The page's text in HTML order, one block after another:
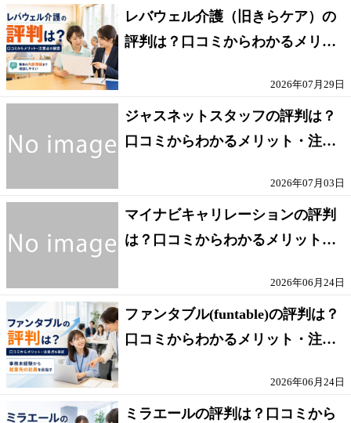
レバウェル介護（旧きらケア）の
評判は？口コミからわかるメリッ
2026年07月29日
ジャスネットスタッフの評判は？
口コミからわかるメリット・注意
2026年07月03日
マイナビキャリレーションの評判
は？口コミからわかるメリット・
2026年06月24日
ファンタブル(funtable)の評判は？
口コミからわかるメリット・注意
2026年06月24日
ミラエールの評判は？口コミから